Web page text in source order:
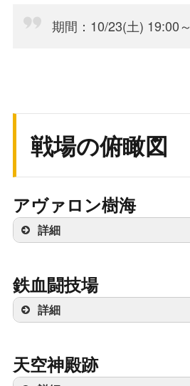
期間：10/23(土) 19:00～
戦場の俯瞰図
アヴァロン樹海
詳細
鉄血闘技場
詳細
天空神殿跡